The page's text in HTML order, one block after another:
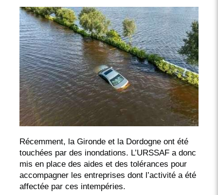
Récemment, la Gironde et la Dordogne ont été
touchées par des inondations. L’URSSAF a donc
mis en place des aides et des tolérances pour
accompagner les entreprises dont l’activité a été
affectée par ces intempéries.